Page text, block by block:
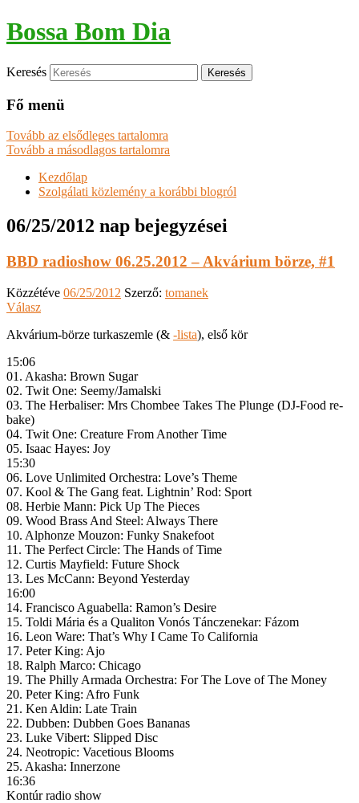
Bossa Bom Dia
Keresés
Fő menü
Tovább az elsődleges tartalomra
Tovább a másodlagos tartalomra
Kezdőlap
Szolgálati közlemény a korábbi blogról
06/25/2012 nap bejegyzései
BBD radioshow 06.25.2012 – Akvárium börze, #1
Közzétéve 06/25/2012 Szerző: tomanek
Válasz
Akvárium-börze turkaszemle (& -lista), első kör
15:06
01. Akasha: Brown Sugar
02. Twit One: Seemy/Jamalski
03. The Herbaliser: Mrs Chombee Takes The Plunge (DJ-Food re-
bake)
04. Twit One: Creature From Another Time
05. Isaac Hayes: Joy
15:30
06. Love Unlimited Orchestra: Love’s Theme
07. Kool & The Gang feat. Lightnin’ Rod: Sport
08. Herbie Mann: Pick Up The Pieces
09. Wood Brass And Steel: Always There
10. Alphonze Mouzon: Funky Snakefoot
11. The Perfect Circle: The Hands of Time
12. Curtis Mayfield: Future Shock
13. Les McCann: Beyond Yesterday
16:00
14. Francisco Aguabella: Ramon’s Desire
15. Toldi Mária és a Qualiton Vonós Tánczenekar: Fázom
16. Leon Ware: That’s Why I Came To California
17. Peter King: Ajo
18. Ralph Marco: Chicago
19. The Philly Armada Orchestra: For The Love of The Money
20. Peter King: Afro Funk
21. Ken Aldin: Late Train
22. Dubben: Dubben Goes Bananas
23. Luke Vibert: Slipped Disc
24. Neotropic: Vacetious Blooms
25. Akasha: Innerzone
16:36
Kontúr radio show